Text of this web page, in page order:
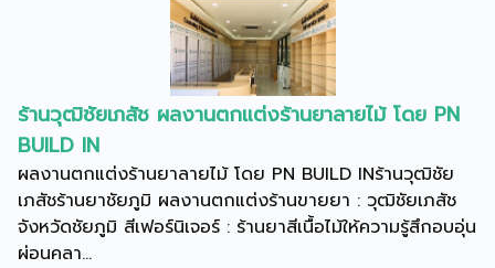
ร้านวุฒิชัยเภสัช ผลงานตกแต่งร้านยาลายไม้ โดย PN
BUILD IN
ผลงานตกแต่งร้านยาลายไม้ โดย PN BUILD INร้านวุฒิชัย
เภสัชร้านยาชัยภูมิ ผลงานตกแต่งร้านขายยา : วุฒิชัยเภสัช
จังหวัดชัยภูมิ สีเฟอร์นิเจอร์ : ร้านยาสีเนื้อไม้ให้ความรู้สึกอบอุ่น
ผ่อนคลา...